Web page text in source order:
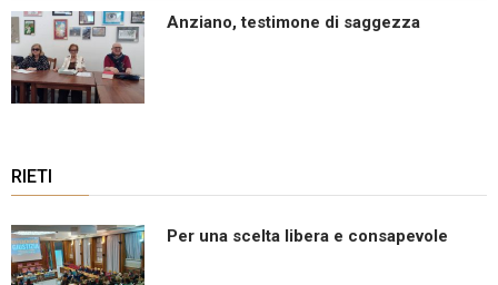
Anziano, testimone di saggezza
RIETI
Per una scelta libera e consapevole